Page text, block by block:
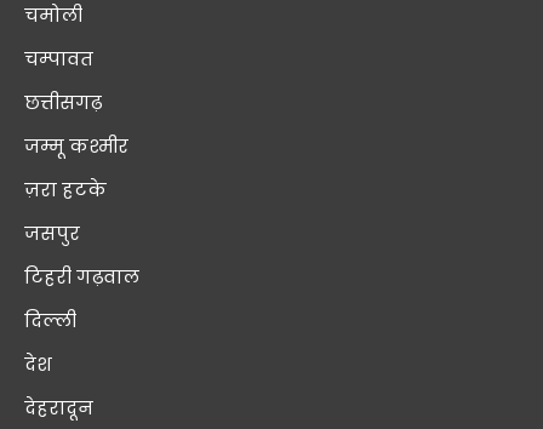
चमोली
चम्पावत
छत्तीसगढ़
जम्मू कश्मीर
ज़रा हटके
जसपुर
टिहरी गढ़वाल
दिल्ली
देश
देहरादून